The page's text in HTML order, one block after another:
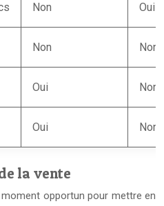
Non Oui
Non Non
Oui Non
Oui Non
la vente
opportun pour mettre en